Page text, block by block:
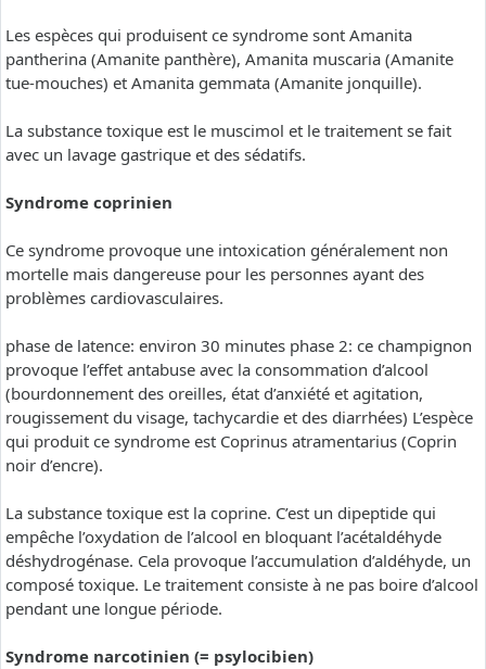
Les espèces qui produisent ce syndrome sont Amanita
pantherina (Amanite panthère), Amanita muscaria (Amanite
tue-mouches) et Amanita gemmata (Amanite jonquille).
La substance toxique est le muscimol et le traitement se fait
avec un lavage gastrique et des sédatifs.
Syndrome coprinien
Ce syndrome provoque une intoxication généralement non
mortelle mais dangereuse pour les personnes ayant des
problèmes cardiovasculaires.
phase de latence: environ 30 minutes phase 2: ce champignon
provoque l’effet antabuse avec la consommation d’alcool
(bourdonnement des oreilles, état d’anxiété et agitation,
rougissement du visage, tachycardie et des diarrhées) L’espèce
qui produit ce syndrome est Coprinus atramentarius (Coprin
noir d’encre).
La substance toxique est la coprine. C’est un dipeptide qui
empêche l’oxydation de l’alcool en bloquant l’acétaldéhyde
déshydrogénase. Cela provoque l’accumulation d’aldéhyde, un
composé toxique. Le traitement consiste à ne pas boire d’alcool
pendant une longue période.
Syndrome narcotinien (= psylocibien)